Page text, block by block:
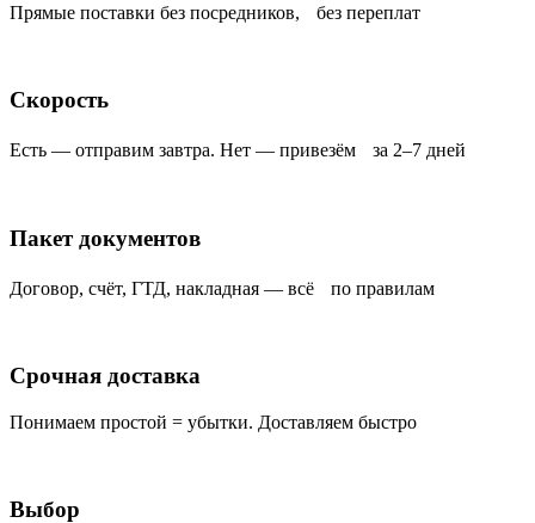
Прямые поставки без посредников, без переплат
Скорость
Есть — отправим завтра. Нет — привезём за 2–7 дней
Пакет документов
Договор, счёт, ГТД, накладная — всё по правилам
Срочная доставка
Понимаем простой = убытки. Доставляем быстро
Выбор